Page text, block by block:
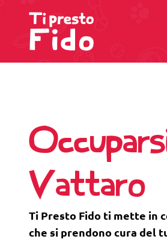
Vattaro
Ti Presto Fido ti mette in
che si prendono cura del